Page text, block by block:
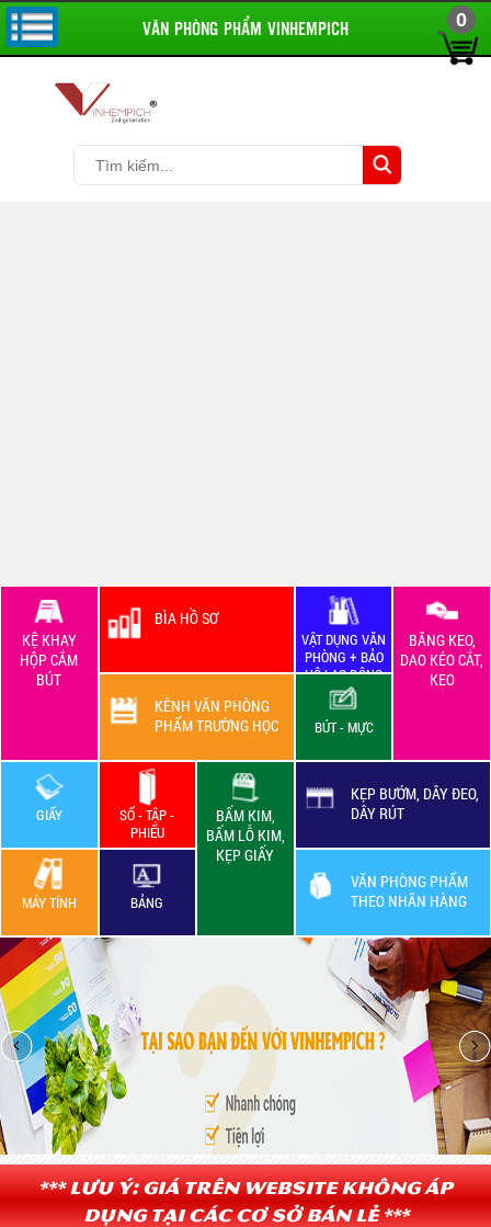
VĂN PHÒNG PHẨM VINHEMPICH
KỆ KHAY
HỘP CẮM
BÚT
BÌA HỒ SƠ
VẬT DỤNG VĂN
PHÒNG + BẢO
HỘ LAO ĐỘNG
BĂNG KEO,
DAO KÉO CẮT,
KEO
KÊNH VĂN PHÒNG
PHẨM TRƯỜNG HỌC
BÚT - MỰC
GIẤY
SỔ - TẬP -
PHIẾU
BẤM KIM,
BẤM LỖ KIM,
KẸP GIẤY
KẸP BƯỚM, DÂY ĐEO,
DÂY RÚT
VĂN PHÒNG PHẨM
THEO NHÃN HÀNG
MÁY TÍNH BẢNG
*** Lưu ý: Giá trên website không áp
dụng tại các cơ sở bán lẻ ***
0